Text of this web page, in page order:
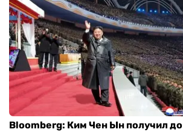
Bloomberg: Ким Чен Ын получил до